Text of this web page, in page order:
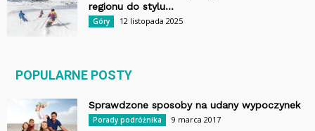
regionu do stylu...
Góry 12 listopada 2025
POPULARNE POSTY
Sprawdzone sposoby na udany wypoczynek
Porady podróżnika 9 marca 2017